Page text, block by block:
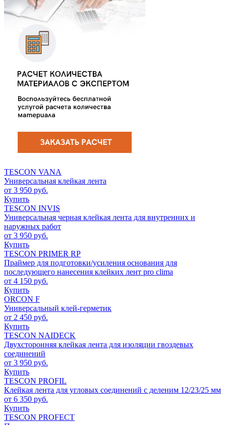
TESCON VANA
Универсальная клейкая лента
от 3 950 руб.
Купить
TESCON INVIS
Универсальная черная клейкая лента для внутренних и
наружных работ
от 3 950 руб.
Купить
TESCON PRIMER RP
Праймер для подготовки/усиления основания для
последующего нанесения клейких лент pro clima
от 4 150 руб.
Купить
ORCON F
Универсальный клей-герметик
от 2 450 руб.
Купить
TESCON NAIDECK
Двухсторонняя клейкая лента для изоляции гвоздевых
соединений
от 3 950 руб.
Купить
TESCON PROFIL
Клейкая лента для угловых соединений с деленим 12/23/25 мм
от 6 350 руб.
Купить
TESCON PROFECT